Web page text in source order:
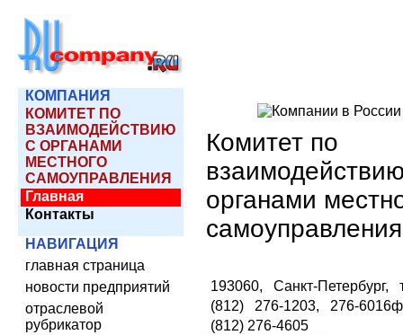
КОМПАНИЯ
КОМИТЕТ ПО
ВЗАИМОДЕЙСТВИЮ
С ОРГАНАМИ
МЕСТНОГО
САМОУПРАВЛЕНИЯ
Главная
Контакты
НАВИГАЦИЯ
главная страница
новости предприятий
отраслевой
рубрикатор
Комитет по
органами
самоуправления
193060, Санкт-Петербург,
(812) 276-1203, 276-
(812) 276-4605